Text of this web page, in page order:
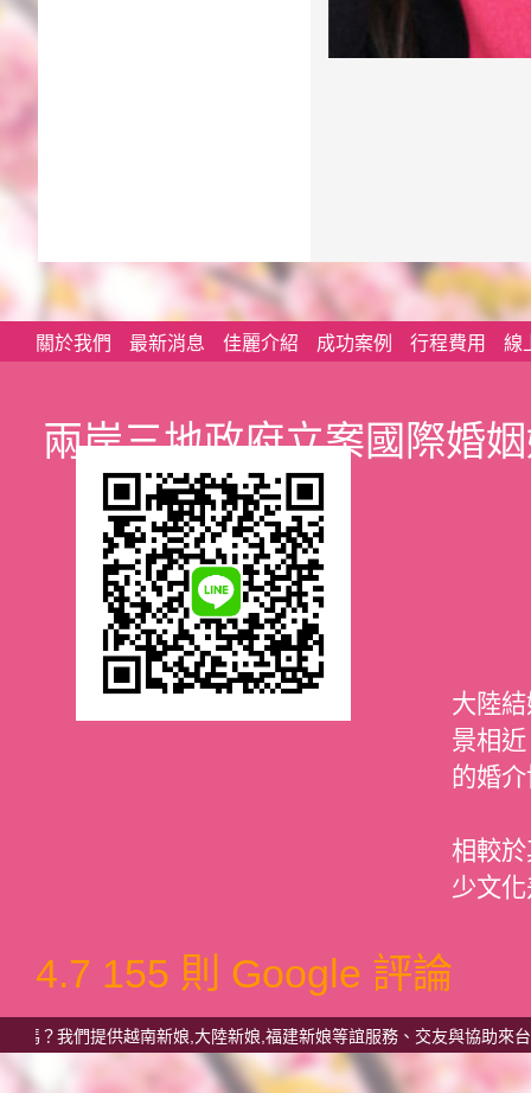
關於我們 最新消息 佳麗介紹 成功案例 行程費用 線
兩岸三地政府立案國際婚
大陸
景相
的婚
相較
少文
4.7 155 則 Google 評論
提供越南新娘,大陸新娘,福建新娘等誼服務、交友與協助來台、兩